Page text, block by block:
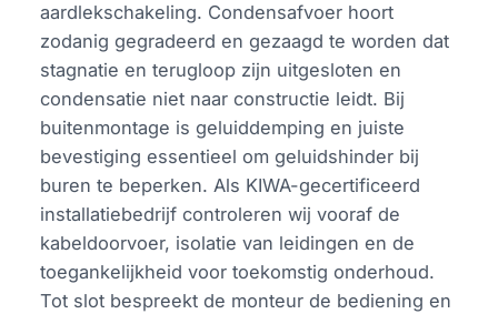
aardlekschakeling. Condensafvoer hoort
zodanig gegradeerd en gezaagd te worden dat
stagnatie en terugloop zijn uitgesloten en
condensatie niet naar constructie leidt. Bij
buitenmontage is geluiddemping en juiste
bevestiging essentieel om geluidshinder bij
buren te beperken. Als KIWA-gecertificeerd
installatiebedrijf controleren wij vooraf de
kabeldoorvoer, isolatie van leidingen en de
toegankelijkheid voor toekomstig onderhoud.
Tot slot bespreekt de monteur de bediening en